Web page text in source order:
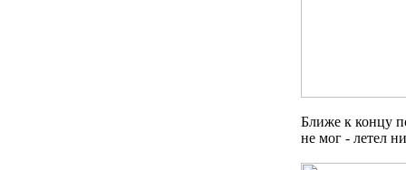
Ближе к концу
не мог - летел